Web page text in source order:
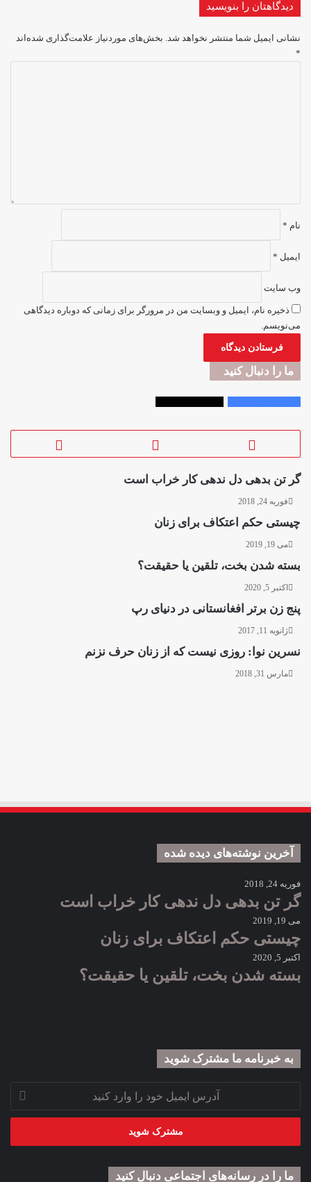
دیدگاهتان را بنویسید
نشانی ایمیل شما منتشر نخواهد شد. بخش‌های موردنیاز علامت‌گذاری شده‌اند
*
نام *
ایمیل *
وب‌ سایت
ذخیره نام، ایمیل و وبسایت من در مرورگر برای زمانی که دوباره دیدگاهی
می‌نویسم.
ما را دنبال کنید
گر تن بدهی دل ندهی کار خراب است
فوریه 24, 2018
چیستی حکم اعتکاف برای زنان
می 19, 2019
بسته شدن بخت، تلقین یا حقیقت؟
اکتبر 5, 2020
پنج زن برتر افغانستانی در دنیای رپ
ژانویه 11, 2017
نسرین نوا: روزی نیست که از زنان حرف نزنم
مارس 31, 2018
آخرین نوشته‌های دیده شده
فوریه 24, 2018
گر تن بدهی دل ندهی کار خراب است
می 19, 2019
چیستی حکم اعتکاف برای زنان
اکتبر 5, 2020
بسته شدن بخت، تلقین یا حقیقت؟
به خبرنامه‌‌ ما مشترک شوید
خود
وارد
ما را در رسانه‌های اجتماعی دنبال کنید